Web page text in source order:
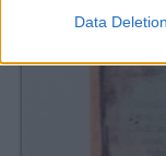
Data Deletion